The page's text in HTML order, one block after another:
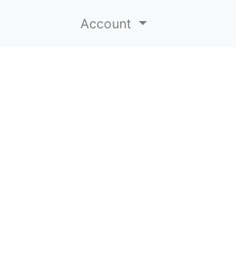
Account